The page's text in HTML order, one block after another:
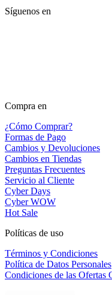
Síguenos en
Compra en
¿Cómo Comprar?
Formas de Pago
Cambios y Devoluciones
Cambios en Tiendas
Preguntas Frecuentes
Servicio al Cliente
Cyber Days
Cyber WOW
Hot Sale
Políticas de uso
Términos y Condiciones
Política de Datos Personales
Condiciones de las Ofertas